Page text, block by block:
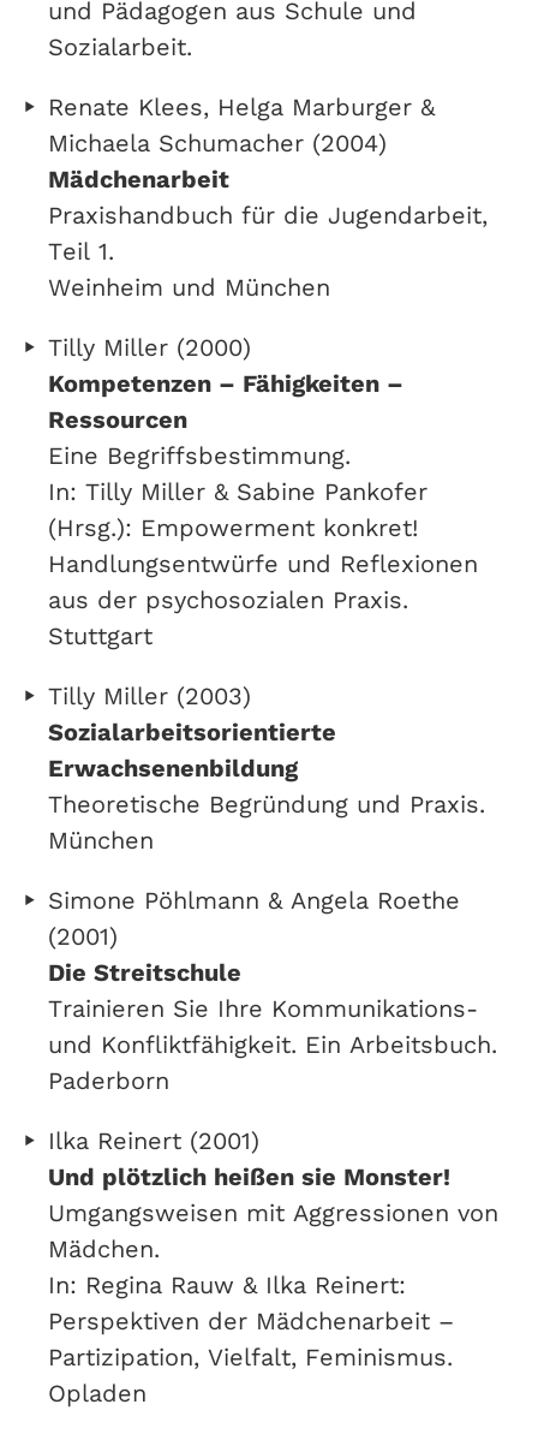
und Pädagogen aus Schule und
Sozialarbeit.
Renate Klees, Helga Marburger &
Michaela Schumacher (2004)
Mädchenarbeit
Praxishandbuch für die Jugendarbeit,
Teil 1.
Weinheim und München
Tilly Miller (2000)
Kompetenzen – Fähigkeiten –
Ressourcen
Eine Begriffsbestimmung.
In: Tilly Miller & Sabine Pankofer
(Hrsg.): Empowerment konkret!
Handlungsentwürfe und Reflexionen
aus der psychosozialen Praxis.
Stuttgart
Tilly Miller (2003)
Sozialarbeitsorientierte
Erwachsenenbildung
Theoretische Begründung und Praxis.
München
Simone Pöhlmann & Angela Roethe
(2001)
Die Streitschule
Trainieren Sie Ihre Kommunikations-
und Konfliktfähigkeit. Ein Arbeitsbuch.
Paderborn
Ilka Reinert (2001)
Und plötzlich heißen sie Monster!
Umgangsweisen mit Aggressionen von
Mädchen.
In: Regina Rauw & Ilka Reinert:
Perspektiven der Mädchenarbeit –
Partizipation, Vielfalt, Feminismus.
Opladen